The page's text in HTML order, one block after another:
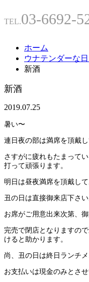
TEL.03-6692-
ホーム
ウナテンダーな日
新酒
新酒
2019.07.25
暑い〜
連日夜の部は満席を頂戴し
さすがに疲れもたまって
打って頑張ります。
明日は昼夜満席を頂戴して
丑の日は直接御来店下さい
お席がご用意出来次第、
完売で閉店となりますの
けると助かります。
尚、丑の日は終日ランチ
お支払いは現金のみとさ